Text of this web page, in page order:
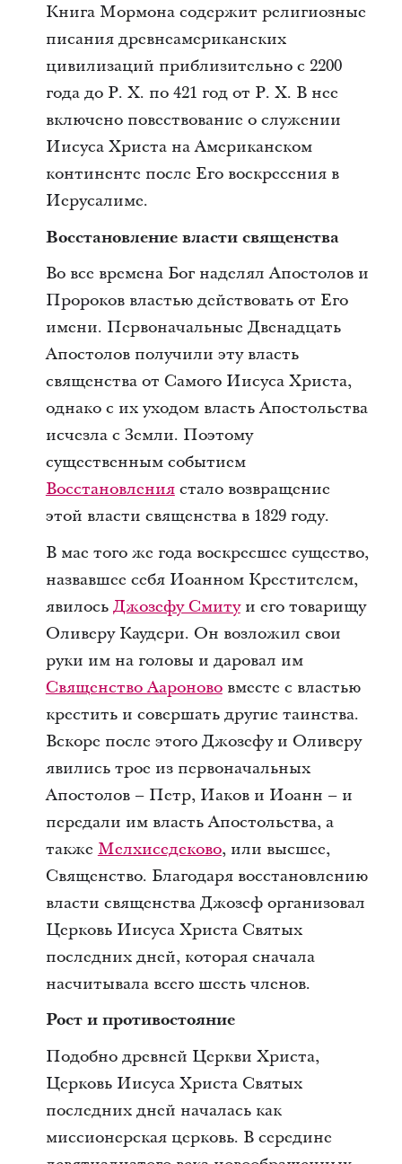
Книга Мормона содержит религиозные
писания древнеамериканских
цивилизаций приблизительно с 2200
года до Р. Х. по 421 год от Р. Х. В нее
включено повествование о служении
Иисуса Христа на Американском
континенте после Его воскресения в
Иерусалиме.
Восстановление власти священства
Во все времена Бог наделял Апостолов и
Пророков властью действовать от Его
имени. Первоначальные Двенадцать
Апостолов получили эту власть
священства от Самого Иисуса Христа,
однако с их уходом власть Апостольства
исчезла с Земли. Поэтому
существенным событием
Восстановлениястало возвращение
этой власти священства в 1829 году.
В мае того же года воскресшее существо,
назвавшее себя Иоанном Крестителем,
явилось Джозефу Смитуи его товарищу
Оливеру Каудери. Он возложил свои
руки им на головы и даровал им
Священство Ааронововместе с властью
крестить и совершать другие таинства.
Вскоре после этого Джозефу и Оливеру
явились трое из первоначальных
Апостолов – Петр, Иаков и Иоанн – и
передали им власть Апостольства, а
также Мелхиседеково, или высшее,
Cвященство. Благодаря восстановлению
власти священства Джозеф организовал
Церковь Иисуса Христа Святых
последних дней, которая сначала
насчитывала всего шесть членов.
Рост и противостояние
Подобно древней Церкви Христа,
Церковь Иисуса Христа Святых
последних дней началась как
миссионерская церковь. В середине